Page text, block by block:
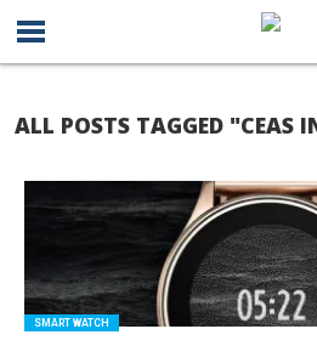
ALL POSTS TAGGED "CEAS
SMART WATCH